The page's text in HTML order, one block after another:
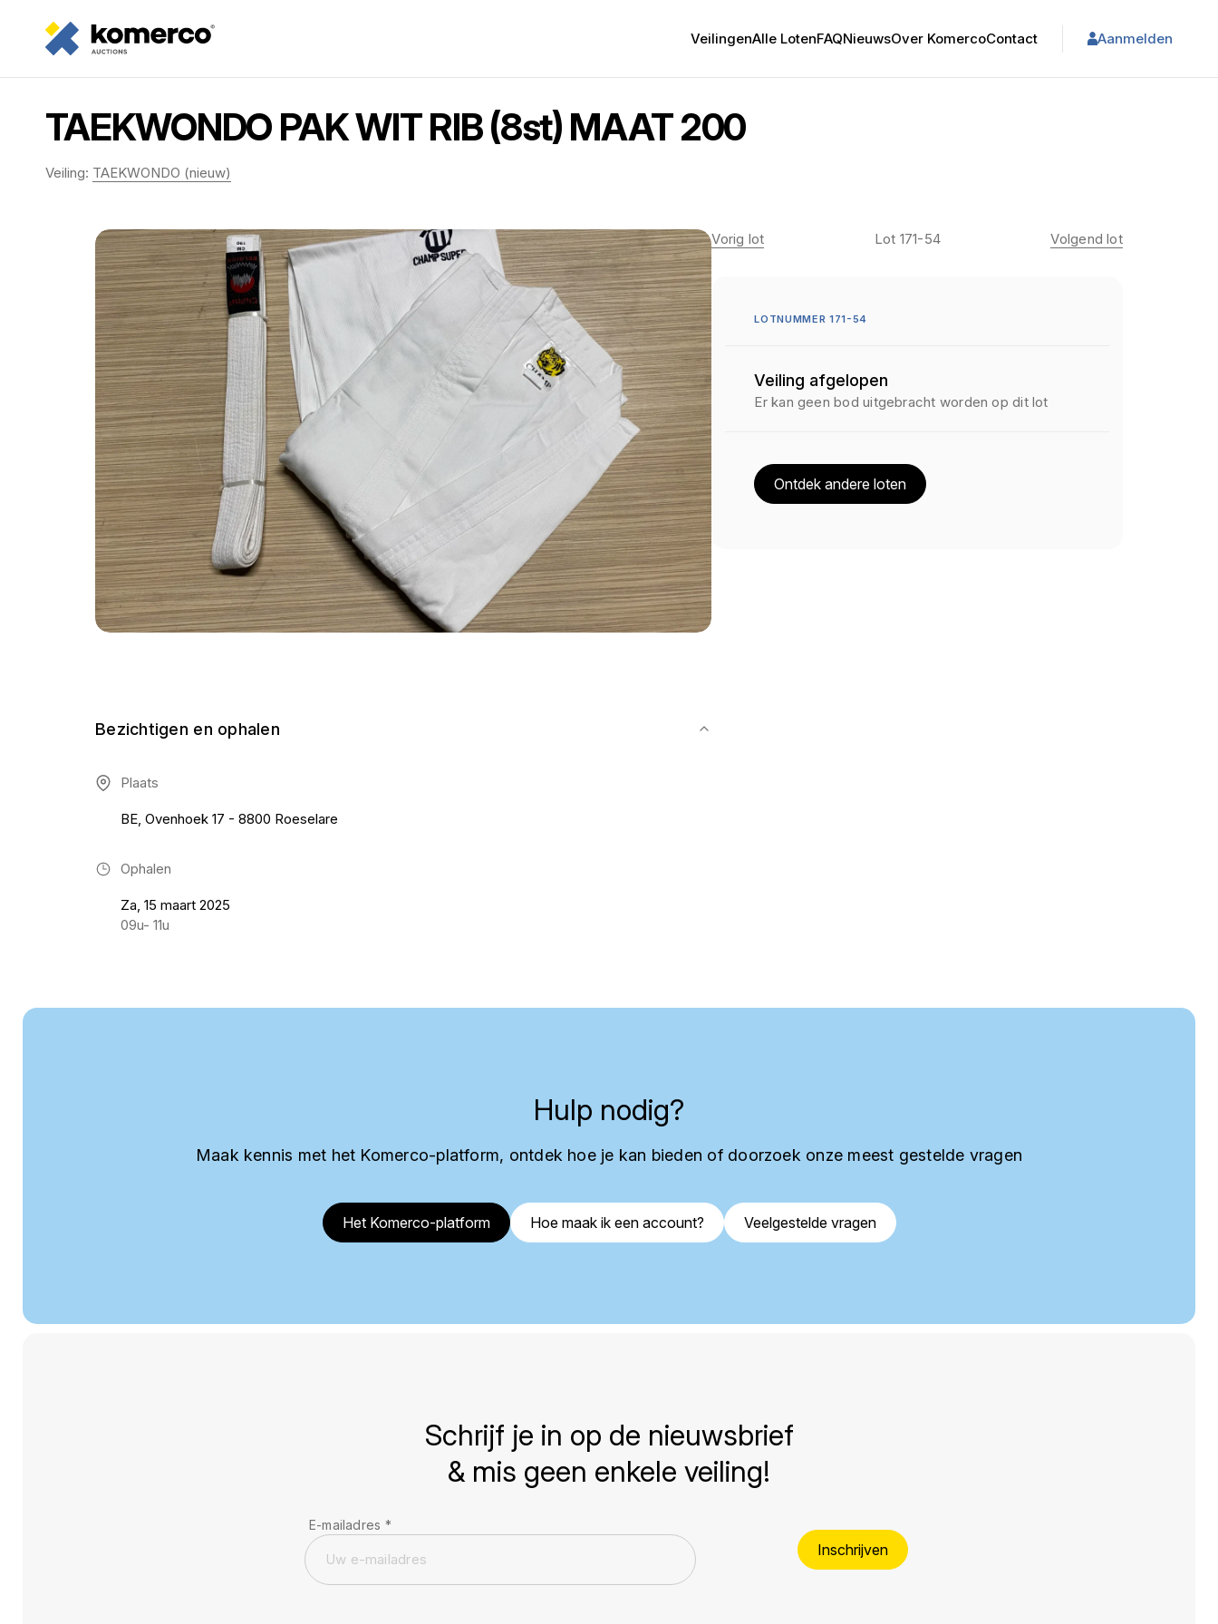
VeilingenAlle LotenFAQNieuwsOver KomercoContact Aanmelden
TAEKWONDO PAK WIT RIB (8st) MAAT 200
Veiling: TAEKWONDO (nieuw)
Bezichtigen en ophalen
Plaats
BE, Ovenhoek 17 - 8800 Roeselare
Ophalen
Za, 15 maart 2025
09u- 11u
Vorig lot Lot 171-54 Volgend lot
LOTNUMMER 171-54
Veiling afgelopen
Er kan geen bod uitgebracht worden op dit lot
Ontdek andere loten
Hulp nodig?
Maak kennis met het Komerco-platform, ontdek hoe je kan bieden of doorzoek onze meest gestelde vragen
Het Komerco-platform Hoe maak ik een account? Veelgestelde vragen
Schrijf je in op de nieuwsbrief
& mis geen enkele veiling!
E-mailadres *
Inschrijven